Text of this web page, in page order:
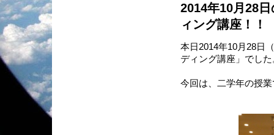
2014年10月28
ィング講座！！
本日2014年10月28日
ディング講座」でした
今回は、二学年の授